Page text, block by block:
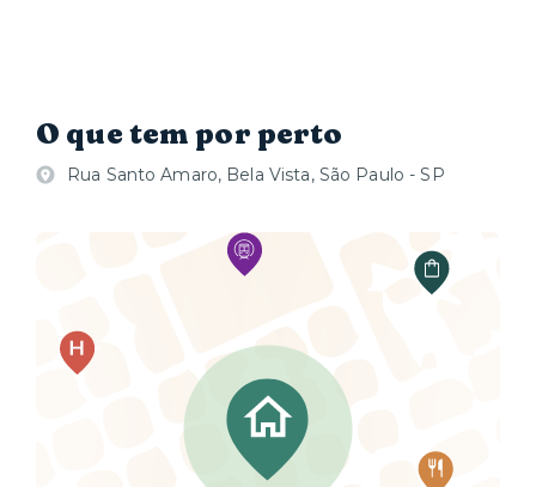
O que tem por perto
Rua Santo Amaro, Bela Vista, São Paulo - SP